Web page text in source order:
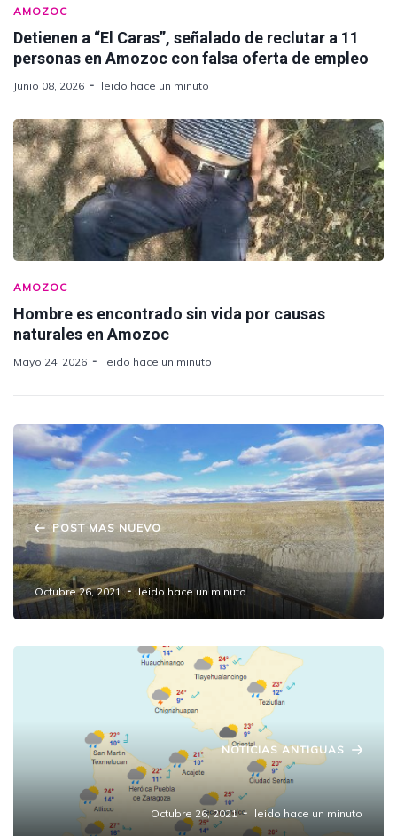
AMOZOC
Detienen a “El Caras”, señalado de reclutar a 11
personas en Amozoc con falsa oferta de empleo
Junio 08, 2026 leido hace un minuto
AMOZOC
Hombre es encontrado sin vida por causas
naturales en Amozoc
Mayo 24, 2026 leido hace un minuto
POST MAS NUEVO
¿Cuál es la verdadera forma del arcoíris?
Octubre 26, 2021 leido hace un minuto
NOTICIAS ANTIGUAS
Pronóstico Meteorológico
Octubre 26, 2021 leido hace un minuto